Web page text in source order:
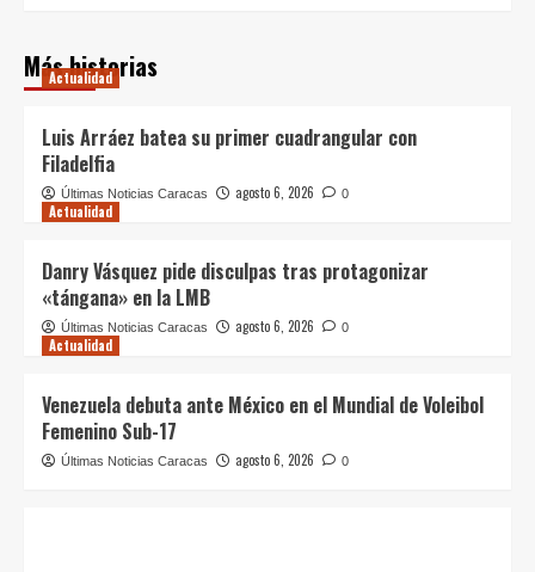
Más historias
Actualidad
Luis Arráez batea su primer cuadrangular con
Filadelfia
Últimas Noticias Caracas agosto 6, 2026 0
Actualidad
Danry Vásquez pide disculpas tras protagonizar
«tángana» en la LMB
Últimas Noticias Caracas agosto 6, 2026 0
Actualidad
Venezuela debuta ante México en el Mundial de Voleibol
Femenino Sub-17
Últimas Noticias Caracas agosto 6, 2026 0